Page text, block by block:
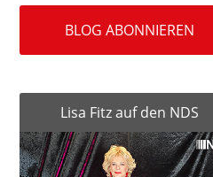
BLOG ABONNIEREN
Lisa Fitz auf den NDS